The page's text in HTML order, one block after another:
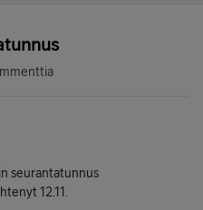
seurantatunnus
12.11.